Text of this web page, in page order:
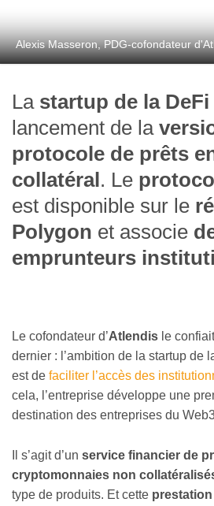
Alexis Masseron, PDG-cofondateur
La startup de la DeFi
lancement de la
protocole de prêts
collatéral . Le
est disponible sur le
Polygon et associe
emprunteurs
Le cofondateur d’Atlendis le
dernier : l’ambition de la startup de
est de faciliter l’accès des
cela, l’entreprise développe une
destination des entreprises du
Il s’agit d’un service financier de
cryptomonnaies non
type de produits. Et cette